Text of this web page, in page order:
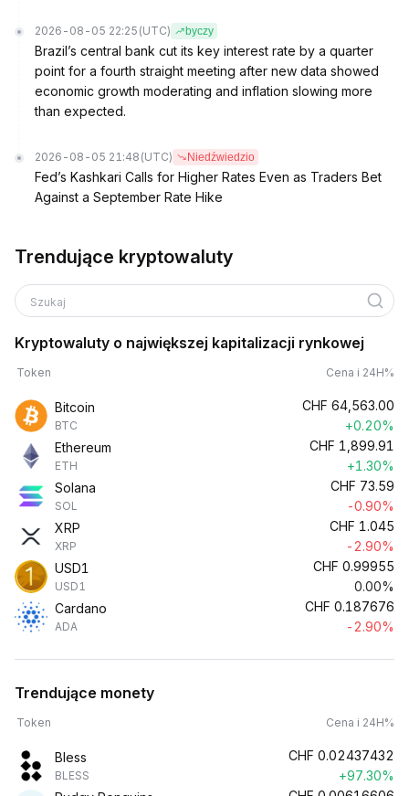
2026-08-05 22:25 (UTC) byczy
Brazil’s central bank cut its key interest rate by a quarter
point for a fourth straight meeting after new data showed
economic growth moderating and inflation slowing more
than expected.
2026-08-05 21:48 (UTC) Niedźwiedzio
Fed’s Kashkari Calls for Higher Rates Even as Traders Bet
Against a September Rate Hike
Trendujące kryptowaluty
Szukaj
Kryptowaluty o największej kapitalizacji rynkowej
Token Cena i 24H%
Bitcoin
BTC
CHF 64,563.00
+0.20%
Ethereum
ETH
CHF 1,899.91
+1.30%
Solana
SOL
CHF 73.59
-0.90%
XRP
XRP
CHF 1.045
-2.90%
USD1
USD1
CHF 0.99955
0.00%
Cardano
ADA
CHF 0.187676
-2.90%
Trendujące monety
Token Cena i 24H%
Bless
BLESS
CHF 0.02437432
+97.30%